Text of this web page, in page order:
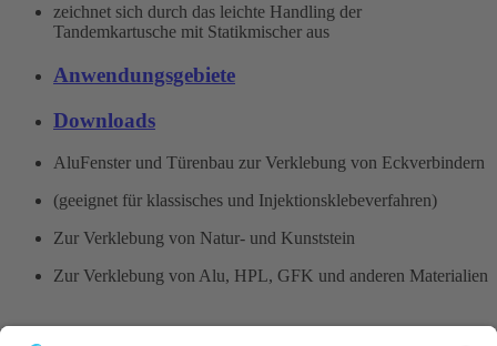
zeichnet sich durch das leichte Handling der
Tandemkartusche mit Statikmischer aus
Anwendungsgebiete
Downloads
Alu­Fenster­ und Türenbau zur Verklebung von Eckverbindern
(geeignet für klassisches und Injektionsklebeverfahren)
Zur Verklebung von Natur- und Kunststein
Zur Verklebung von Alu, HPL, GFK und anderen Materialien